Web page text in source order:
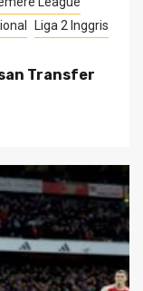
Liga 2 Inggris
Transfer